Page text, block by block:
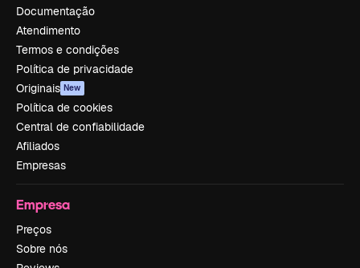
Documentação
Atendimento
Termos e condições
Política de privacidade
Originais New
Política de cookies
Central de confiabilidade
Afiliados
Empresas
Empresa
Preços
Sobre nós